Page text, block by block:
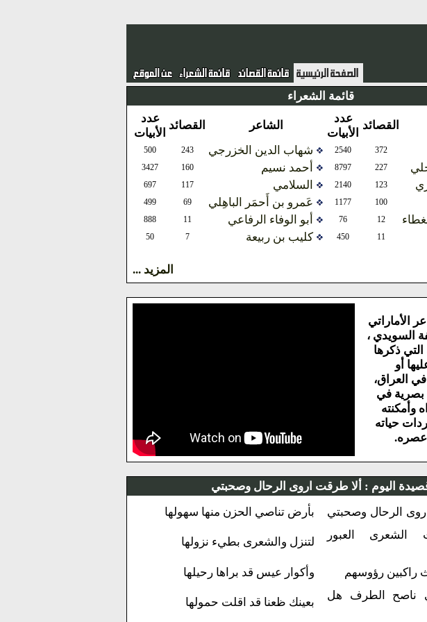
قائمة الشعراء
القصائد
عدد
الأبيات
الشاعر القصائد
عدد
الأبيات
372
2540 شهاب الدين الخزرجي 243
500
227
8797 أحمد نسيم 160
3427
123
2140 السلامي 117
697
100
1177 عَمرو بن أَحمَر الباهِلي 69
499
12
76 أبو الوفاء الرفاعي 11
888
11
450 كليب بن ربيعة 7
50
المزيد ...
الأماراتي
السويدي ،
ذكرها
أو
العراق،
في
وأمكنته
حياته
عصره.
اليوم : ألا طرقت اروى الرحال وصحبتي
الرحال وصحبتي
بأرض تناصي الحزن منها سهولها
الشعرى العبور
لتنزل والشعرى بطيء نزولها
راكبين رؤوسهم
وأكوار عيس قد براها رحيلها
ناصح الطرف هل
بعينك ظعنا قد اقلت حمولها